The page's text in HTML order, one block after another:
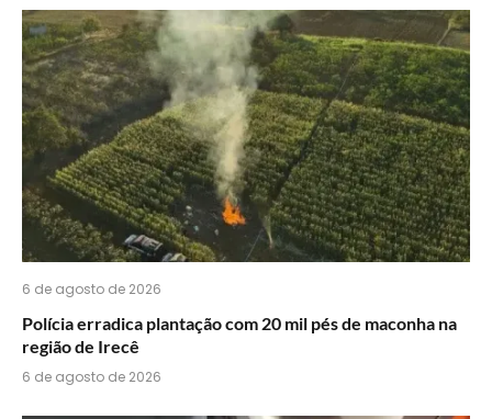
6 de agosto de 2026
Polícia erradica plantação com 20 mil pés de maconha na
região de Irecê
6 de agosto de 2026